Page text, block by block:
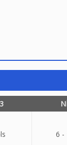
6 -